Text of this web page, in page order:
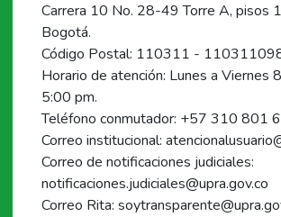
Carrera 10 No. 28-49 Torre A, pisos
Bogotá.
Código Postal: 110311 -
Horario de atención: Lunes a Viernes
5:00 pm.
Teléfono conmutador: +57 310 801
Correo institucional:
Correo de notificaciones judiciales:
notificaciones.judiciales@upra.gov.co
Correo Rita: